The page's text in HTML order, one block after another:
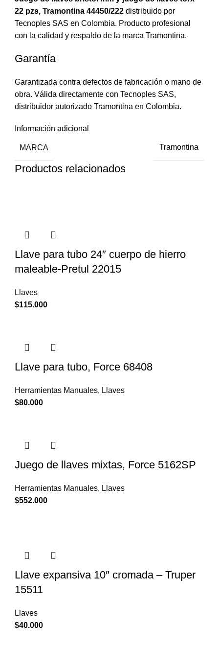
22 pzs, Tramontina 44450/222 distribuido por
Tecnoples SAS en Colombia. Producto profesional
con la calidad y respaldo de la marca Tramontina.
Garantía
Garantizada contra defectos de fabricación o mano de
obra. Válida directamente con Tecnoples SAS,
distribuidor autorizado Tramontina en Colombia.
Información adicional
MARCA Tramontina
Productos relacionados
Llave para tubo 24″ cuerpo de hierro
maleable-Pretul 22015
Llaves
$115.000
Llave para tubo, Force 68408
Herramientas Manuales, Llaves
$80.000
Juego de llaves mixtas, Force 5162SP
Herramientas Manuales, Llaves
$552.000
Llave expansiva 10″ cromada – Truper
15511
Llaves
$40.000